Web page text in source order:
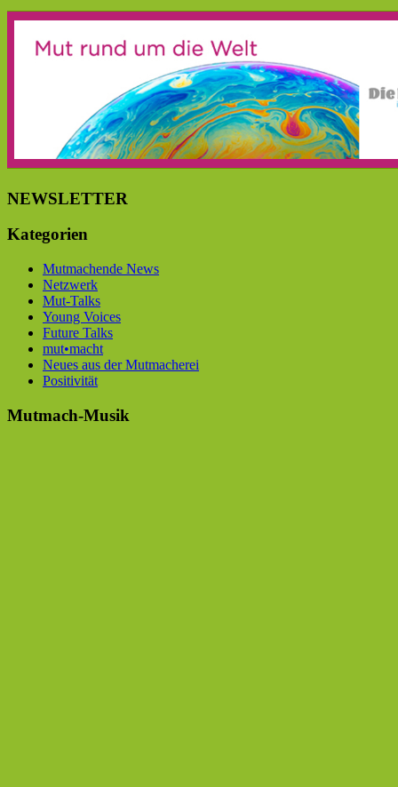
NEWSLETTER
Kategorien
Mutmachende News
Netzwerk
Mut-Talks
Young Voices
Future Talks
mut•macht
Neues aus der Mutmacherei
Positivität
Mutmach-Musik